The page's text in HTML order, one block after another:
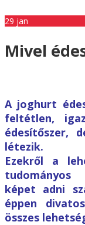
29 jan
Mivel
A joghurt
feltétlen,
édesítőszer,
létezik.
Ezekről a
képet adni
éppen
összes